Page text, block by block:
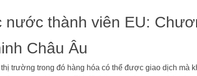
nước thành viên EU:
Châu Âu
trường trong đó hàng hóa có thể được giao dịch mà